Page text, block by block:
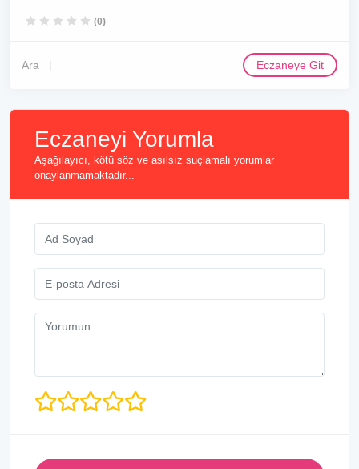
(0)
Ara Eczaneye Git
Eczaneyi Yorumla
Aşağılayıcı, kötü söz ve asılsız suçlamalı yorumlar
onaylanmamaktadır...